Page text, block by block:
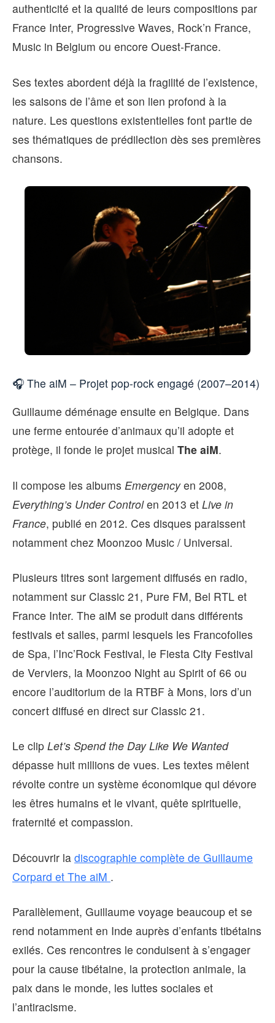
authenticité et la qualité de leurs compositions par
France Inter, Progressive Waves, Rock’n France,
Music in Belgium ou encore Ouest-France.
Ses textes abordent déjà la fragilité de l’existence,
les saisons de l’âme et son lien profond à la
nature. Les questions existentielles font partie de
ses thématiques de prédilection dès ses premières
chansons.
🎧 The aiM – Projet pop-rock engagé (2007–2014)
Guillaume déménage ensuite en Belgique. Dans
une ferme entourée d’animaux qu’il adopte et
protège, il fonde le projet musical The aiM.
Il compose les albums Emergencyen 2008,
Everything’s Under Controlen 2013 et Live in
France, publié en 2012. Ces disques paraissent
notamment chez Moonzoo Music / Universal.
Plusieurs titres sont largement diffusés en radio,
notamment sur Classic 21, Pure FM, Bel RTL et
France Inter. The aiM se produit dans différents
festivals et salles, parmi lesquels les Francofolies
de Spa, l’Inc’Rock Festival, le Fiesta City Festival
de Verviers, la Moonzoo Night au Spirit of 66 ou
encore l’auditorium de la RTBF à Mons, lors d’un
concert diffusé en direct sur Classic 21.
Le clip Let’s Spend the Day Like We Wanted
dépasse huit millions de vues. Les textes mêlent
révolte contre un système économique qui dévore
les êtres humains et le vivant, quête spirituelle,
fraternité et compassion.
Découvrir la discographie complète de Guillaume
Corpard et The aiM .
Parallèlement, Guillaume voyage beaucoup et se
rend notamment en Inde auprès d’enfants tibétains
exilés. Ces rencontres le conduisent à s’engager
pour la cause tibétaine, la protection animale, la
paix dans le monde, les luttes sociales et
l’antiracisme.